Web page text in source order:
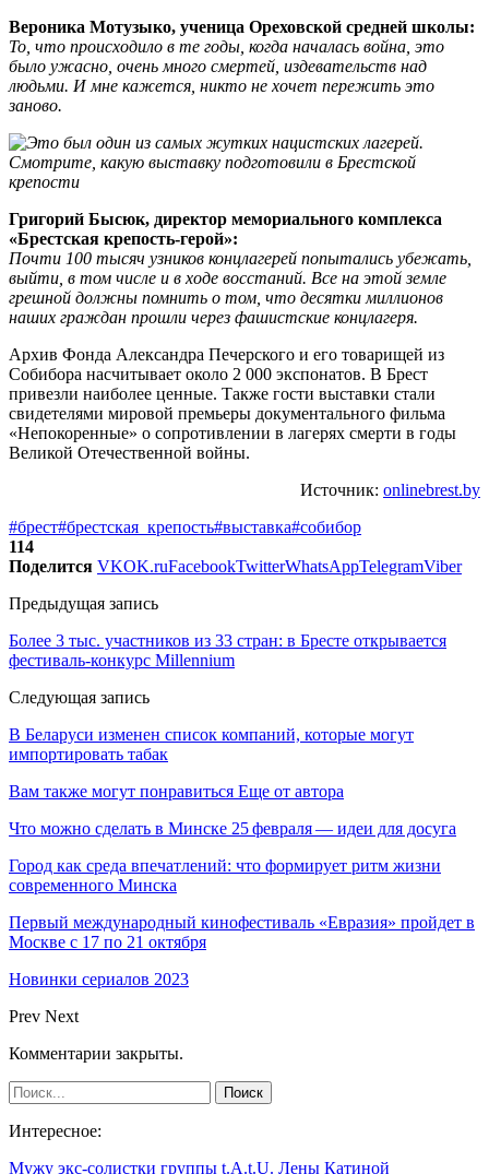
Вероника Мотузыко, ученица Ореховской средней школы:
То, что происходило в те годы, когда началась война, это
было ужасно, очень много смертей, издевательств над
людьми. Имне кажется, никто не хочет пережить это
заново.
Григорий Бысюк, директор мемориального комплекса
«Брестская крепость-герой»:
Почти 100 тысяч узников концлагерей попытались убежать,
выйти, в том числе и в ходе восстаний. Все на этой земле
грешной должны помнить о том, что десятки миллионов
наших граждан прошли через фашистские концлагеря.
Архив Фонда Александра Печерского и его товарищей из
Собибора насчитывает около 2 000 экспонатов. В Брест
привезли наиболее ценные. Также гости выставки стали
свидетелями мировой премьеры документального фильма
«Непокоренные» о сопротивлении в лагерях смерти в годы
Великой Отечественной войны.
Источник: onlinebrest.by
#брест#брестская_крепость#выставка#собибор
114
Поделится VKOK.ruFacebookTwitterWhatsAppTelegramViber
Предыдущая запись
Более 3 тыс. участников из 33 стран: в Бресте открывается
фестиваль-конкурс Millennium
Следующая запись
В Беларуси изменен список компаний, которые могут
импортировать табак
Вам также могут понравиться Еще от автора
Что можно сделать в Минске 25 февраля — идеи для досуга
Город как среда впечатлений: что формирует ритм жизни
современного Минска
Первый международный кинофестиваль «Евразия» пройдет в
Москве с 17 по 21 октября
Новинки сериалов 2023
Prev Next
Комментарии закрыты.
Интересное:
Мужу экс-солистки группы t.A.t.U. Лены Катиной